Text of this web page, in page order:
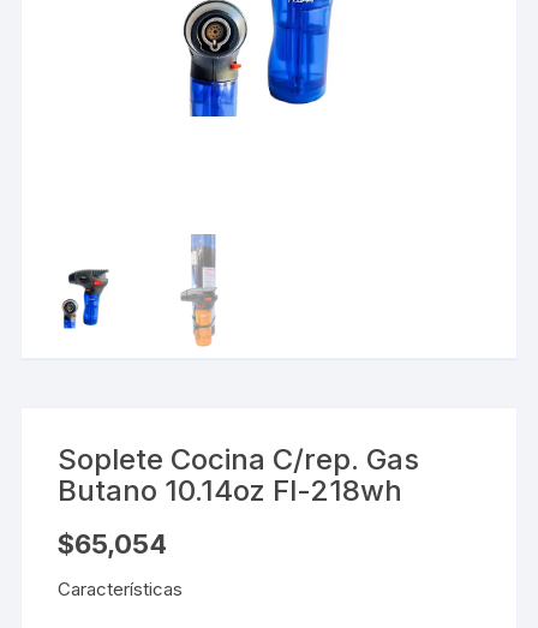
Soplete Cocina C/rep. Gas
Butano 10.14oz Fl-218wh
$65,054
Características